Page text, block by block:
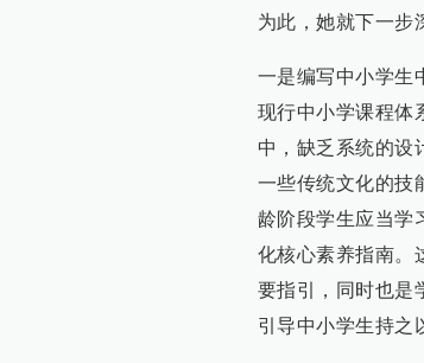
为此，她就下一步
一是编写中小学生
现行中小学课程体
中，缺乏系统的设
一些传统文化的技
龄阶段学生应当学
化核心素养指南。
要指引，同时也是
引导中小学生持之